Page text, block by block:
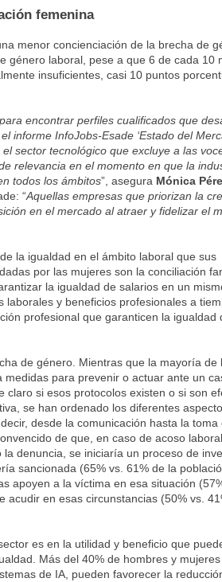
femenina
menor concienciación de la brecha de
género laboral, pese a que 6 de cada 10
insuficientes, casi 10 puntos
encontrar perfiles cualificados que
informe InfoJobs-Esade ‘Estado del
sector tecnológico que excluye a las
relevancia en el momento en que la
todos los ámbitos”, asegura Mónica
“Aquellas empresas que priorizan la
en el mercado al atraer y fidelizar el
la igualdad en el ámbito laboral que sus
por las mujeres son la conciliación
la igualdad de salarios en un
y beneficios profesionales a
profesional que garanticen la igualdad
de género. Mientras que la mayoría de
para prevenir o actuar ante un
si esos protocolos existen o si son
se han ordenado los diferentes
desde la comunicación hasta la toma
de que, en caso de acoso
denuncia, se iniciaría un proceso de
sancionada (65% vs. 61% de la
apoyen a la víctima en esa situación
en esas circunstancias (50% vs.
es en la utilidad y beneficio que
Más del 40% de hombres y
de IA, pueden favorecer la